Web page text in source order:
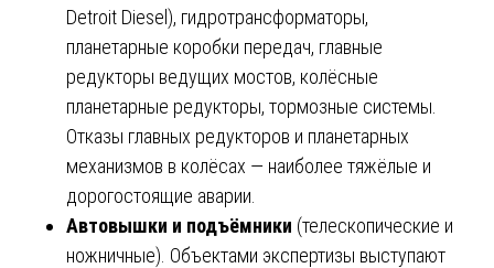
Detroit Diesel), гидротрансформаторы,
планетарные коробки передач, главные
редукторы ведущих мостов, колёсные
планетарные редукторы, тормозные системы.
Отказы главных редукторов и планетарных
механизмов в колёсах — наиболее тяжёлые и
дорогостоящие аварии.
Автовышки и подъёмники (телескопические и
ножничные). Объектами экспертизы выступают